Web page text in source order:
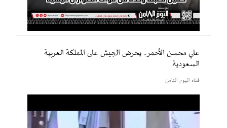
علي محسن الأحمر.. يحرض الجيش على المملكة العربية
السعودية
قناة اليوم الثامن